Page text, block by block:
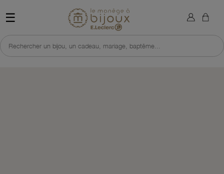
☰ Retour à l'accueil du site
Rechercher un bijou, un cadeau, mariage, baptême...
×